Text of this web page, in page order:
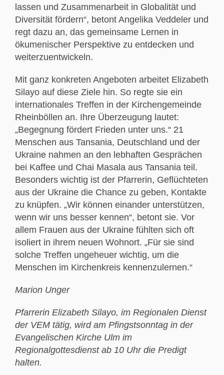
lassen und Zusammenarbeit in Globalität und
Diversität fördern“, betont Angelika Veddeler und
regt dazu an, das gemeinsame Lernen in
ökumenischer Perspektive zu entdecken und
weiterzuentwickeln.
Mit ganz konkreten Angeboten arbeitet Elizabeth
Silayo auf diese Ziele hin. So regte sie ein
internationales Treffen in der Kirchengemeinde
Rheinböllen an. Ihre Überzeugung lautet:
„Begegnung fördert Frieden unter uns.“ 21
Menschen aus Tansania, Deutschland und der
Ukraine nahmen an den lebhaften Gesprächen
bei Kaffee und Chai Masala aus Tansania teil.
Besonders wichtig ist der Pfarrerin, Geflüchteten
aus der Ukraine die Chance zu geben, Kontakte
zu knüpfen. „Wir können einander unterstützen,
wenn wir uns besser kennen“, betont sie. Vor
allem Frauen aus der Ukraine fühlten sich oft
isoliert in ihrem neuen Wohnort. „Für sie sind
solche Treffen ungeheuer wichtig, um die
Menschen im Kirchenkreis kennenzulernen.“
Marion Unger
Pfarrerin Elizabeth Silayo, im Regionalen Dienst
der VEM tätig, wird am Pfingstsonntag in der
Evangelischen Kirche Ulm im
Regionalgottesdienst ab 10 Uhr die Predigt
halten.